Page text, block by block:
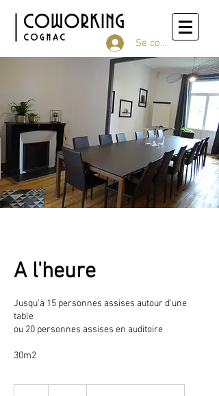
Se connecter
A l'heure
Jusqu'à 15 personnes assises autour d'une
table
ou 20 personnes assises en auditoire
30m2